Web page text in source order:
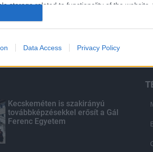
storage related to functionality of the website
fraud prevention, and other user protection.
Data Access Privacy Policy
Kecskeméten is szakirányú
továbbképzésekkel erősít a Gál
Ferenc Egyetem